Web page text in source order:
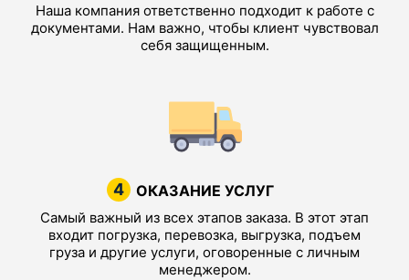
Наша компания ответственно подходит к работе с
документами. Нам важно, чтобы клиент чувствовал
себя защищенным.
4 ОКАЗАНИЕ УСЛУГ
Самый важный из всех этапов заказа. В этот этап
входит погрузка, перевозка, выгрузка, подъем
груза и другие услуги, оговоренные с личным
менеджером.